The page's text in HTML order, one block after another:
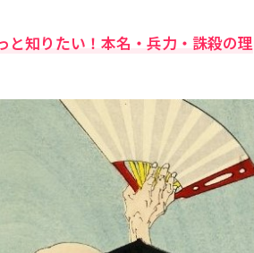
と知りたい！本名・兵力・誅殺の理